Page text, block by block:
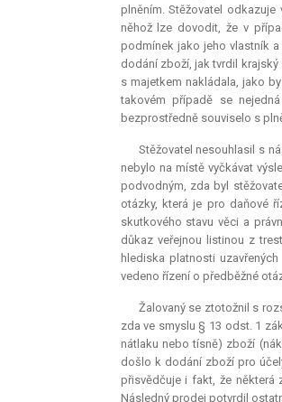
plněním. Stěžovatel
něhož lze dovodit, že v
podmínek jako jeho vlastník
dodání zboží, jak tvrdil
s majetkem nakládala, jako
takovém případě se
bezprostředně souviselo s
Stěžovatel nesouhlasil s
nebylo na místě vyčkávat
podvodným, zda byl
otázky, která je pro daňové
skutkového stavu věci a
důkaz veřejnou listinou z
hlediska platnosti
vedeno řízení o předběžné
Žalovaný se ztotožnil s
zda ve smyslu § 13 odst. 1
nátlaku nebo tísně) zboží
došlo k dodání zboží pro
přisvědčuje i fakt, že
Následný prodej potvrdil